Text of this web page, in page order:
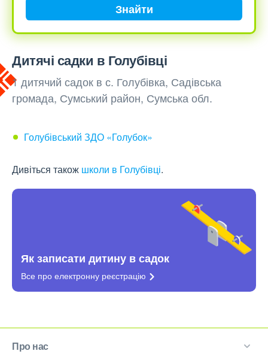
Знайти
Дитячі садки в Голубівці
1 дитячий садок в с. Голубівка, Садівська
громада, Сумський район, Сумська обл.
Голубівський ЗДО «Голубок»
Дивіться також школи в Голубівці.
Як записати дитину в садок
Все про електронну реєстрацію
Про нас